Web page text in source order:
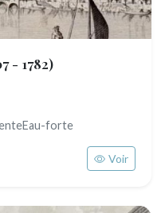
- 1782)
forte
Voir